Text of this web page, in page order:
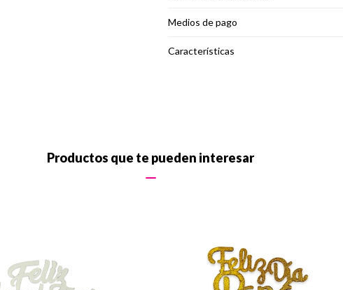
Medios de pago
Características
Productos que te pueden interesar